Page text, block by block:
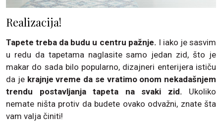
Realizacija!
Tapete treba da budu u centru pažnje. I iako je sasvim
u redu da tapetama naglasite samo jedan zid, što je
makar do sada bilo popularno, dizajneri enterijera ističu
da je krajnje vreme da se vratimo onom nekadašnjem
trendu postavljanja tapeta na svaki zid. Ukoliko
nemate ništa protiv da budete ovako odvažni, znate šta
vam valja činiti!